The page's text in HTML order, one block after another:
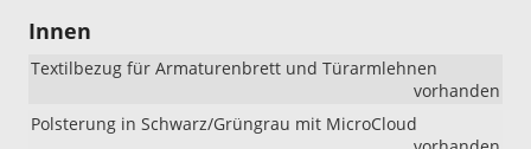
Innen
Textilbezug für Armaturenbrett und Türarmlehnen
vorhanden
Polsterung in Schwarz/Grüngrau mit MicroCloud